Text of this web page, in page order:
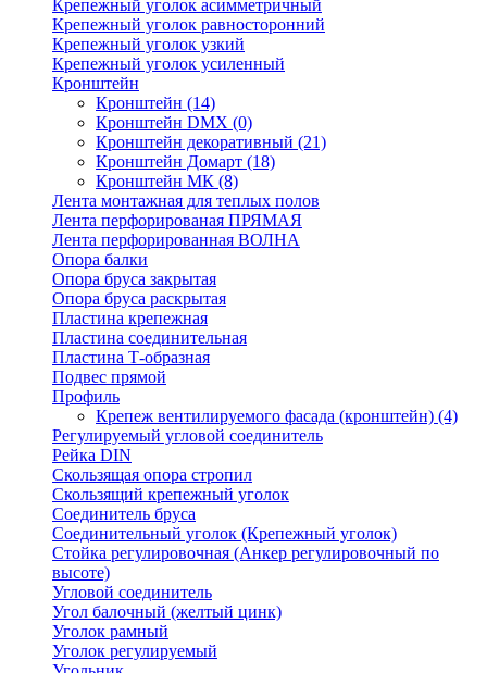
Крепежный уголок асимметричный
Крепежный уголок равносторонний
Крепежный уголок узкий
Крепежный уголок усиленный
Кронштейн
Кронштейн (14)
Кронштейн DMX (0)
Кронштейн декоративный (21)
Кронштейн Домарт (18)
Кронштейн МК (8)
Лента монтажная для теплых полов
Лента перфорированая ПРЯМАЯ
Лента перфорированная ВОЛНА
Опора балки
Опора бруса закрытая
Опора бруса раскрытая
Пластина крепежная
Пластина соединительная
Пластина Т-образная
Подвес прямой
Профиль
Крепеж вентилируемого фасада (кронштейн) (4)
Регулируемый угловой соединитель
Рейка DIN
Скользящая опора стропил
Скользящий крепежный уголок
Соединитель бруса
Соединительный уголок (Крепежный уголок)
Стойка регулировочная (Анкер регулировочный по
высоте)
Угловой соединитель
Угол балочный (желтый цинк)
Уголок рамный
Уголок регулируемый